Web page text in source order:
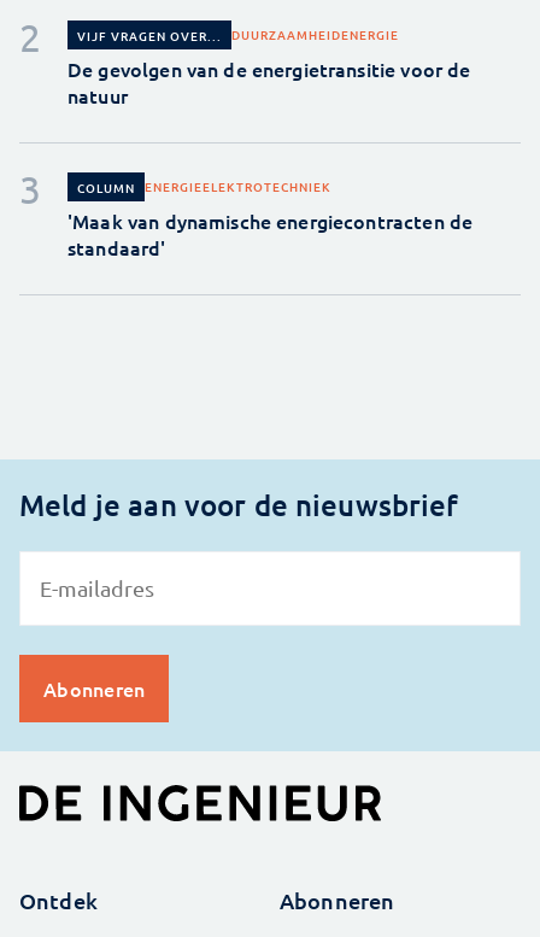
VIJF VRAGEN OVER... DUURZAAMHEIDENERGIE
De gevolgen van de energietransitie voor de
natuur
COLUMN ENERGIEELEKTROTECHNIEK
'Maak van dynamische energiecontracten de
standaard'
Meld je aan voor de nieuwsbrief
Ontdek Abonneren